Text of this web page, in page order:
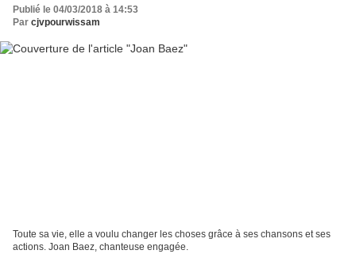
Publié le 04/03/2018 à 14:53
Par cjvpourwissam
Toute sa vie, elle a voulu changer les choses grâce à ses chansons et ses
actions. Joan Baez, chanteuse engagée.